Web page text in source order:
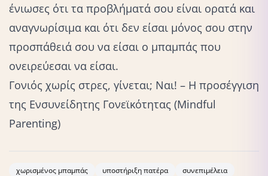
ένιωσες ότι τα προβλήματά σου είναι ορατά και
αναγνωρίσιμα και ότι δεν είσαι μόνος σου στην
προσπάθειά σου να είσαι ο μπαμπάς που
ονειρεύεσαι να είσαι.
Γονιός χωρίς στρες, γίνεται; Ναι! – Η προσέγγιση
της Ενσυνείδητης Γονεϊκότητας (Μindful
Parenting)
χωρισμένος μπαμπάς υποστήριξη πατέρα
συνεπιμέλεια